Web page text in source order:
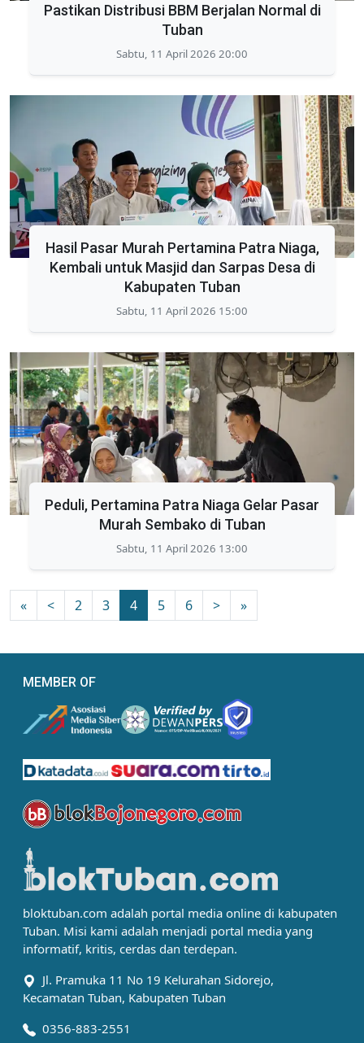
Pastikan Distribusi BBM Berjalan Normal di
Tuban
Sabtu, 11 April 2026 20:00
Hasil Pasar Murah Pertamina Patra Niaga,
Kembali untuk Masjid dan Sarpas Desa di
Kabupaten Tuban
Sabtu, 11 April 2026 15:00
Peduli, Pertamina Patra Niaga Gelar Pasar
Murah Sembako di Tuban
Sabtu, 11 April 2026 13:00
« < 2 3 4 5 6 > »
MEMBER OF
bloktuban.com adalah portal media online di kabupaten
Tuban. Misi kami adalah menjadi portal media yang
informatif, kritis, cerdas dan terdepan.
Jl. Pramuka 11 No 19 Kelurahan Sidorejo,
Kecamatan Tuban, Kabupaten Tuban
0356-883-2551